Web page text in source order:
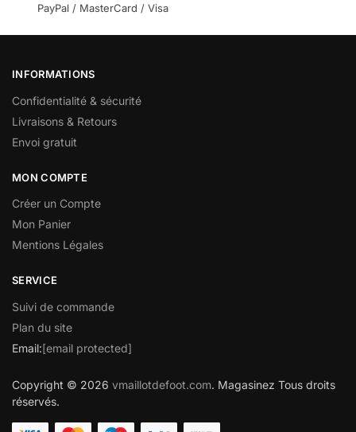
PayPal / MasterCard / Visa
INFORMATIONS
Confidentialité & sécurité
Livraisons & Retours
Envoi gratuit
MON COMPTE
Créer un Compte
Mon Panier
Mentions Légales
SERVICE
Suivi de commande
Plan du site
Email:[email protected]
Copyright © 2026 vmaillotdefoot.com. Magasinez Tous droits
réservés.